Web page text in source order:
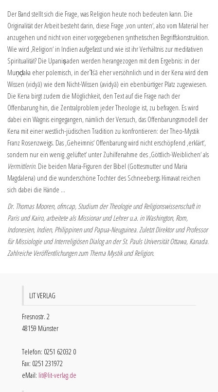
Der Band stellt sich die Frage, was Religion heute noch bedeuten kann. Die
Originalität der Arbeit besteht darin, diese Frage ‚von unten‘, also vom Material her
anzugehen und nicht von einer vorgegebenen synthetischen Begriffskonstruktion.
Wie wird ‚Religion‘ in Indien aufgefasst und wie ist ihr Verhältnis zur meditativen
Spiritualität? Die Upaniṣaden werden herangezogen mit dem Ergebnis: in der
Muṇḍaka eher polemisch, in der Ῑśā eher versöhnlich und in der Kena wird dem
Wissen (vidyā) wie dem Nicht-Wissen (avidyā) ein ebenbürtiger Platz zugewiesen.
Die Kena birgt zudem die Möglichkeit, den Text auf die Frage nach der
Offenbarung hin, die Zentralproblem jeder Theologie ist, zu befragen. Es wird
dabei ein Wagnis eingegangen, nämlich der Versuch, das Offenbarungsmodell der
Kena mit einer westlich-jüdischen Tradition zu konfrontieren: der Theo-Mystik
Franz Rosenzweigs. Das ‚Geheimnis‘ Offenbarung wird nicht erschöpfend ‚erklärt‘,
sondern nur ein wenig ‚gelüftet‘ unter Zuhilfenahme des ‚Göttlich-Weiblichen‘ als
Vermittlerin. Die beiden Maria-Figuren der Bibel (Gottesmutter und Maria
Magdalena) und die wunderschöne Tochter des Schneebergs Himavat reichen
sich dabei die Hände …
Dr. Thomas Mooren, ofmcap, Studium der Theologie und Religionswissenschaft in
Paris und Kairo, arbeitete als Missionar und Lehrer u.a. in Washington, Rom,
Indonesien, Indien, Philippinen und Papua-Neuguinea. Zuletzt Direktor und Professor
für Missiologie und Interreligiösen Dialog an der St. Pauls Universität Ottawa, Kanada.
Zahlreiche Veröffentlichungen zum Thema Mystik und Religion.
LIT VERLAG
Fresnostr. 2
48159 Münster
Telefon: 0251 62032 0
Fax: 0251 231972
eMail: lit@lit-verlag.de